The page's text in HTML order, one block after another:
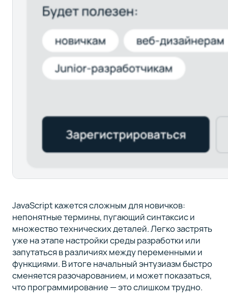
JavaScript кажется сложным для новичков:
непонятные термины, пугающий синтаксис и
множество технических деталей. Легко застрять
уже на этапе настройки среды разработки или
запутаться в различиях между переменными и
функциями. В итоге начальный энтузиазм быстро
сменяется разочарованием, и может показаться,
что программирование — это слишком трудно.